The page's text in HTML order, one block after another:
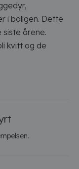
i boligen. Dette
årene.
kvitt og de